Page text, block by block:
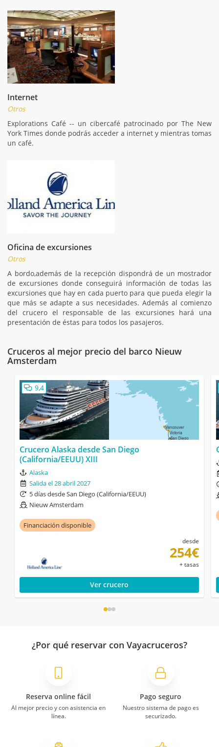
Internet
Otros
Explorations Café -- un cibercafé patrocinado por The New
York Times donde podrás acceder a internet y mientras tomas
un café.
Oficina de excursiones
Otros
A bordo,además de la recepción dispondrá de un mostrador
de excursiones donde conseguirá información de todas las
excursiones que hay en cada puerto para que pueda elegir la
que más se adapte a sus necesidades. Además al comienzo
del crucero el responsable de las excursiones hará una
presentación de éstas para todos los pasajeros.
Cruceros al mejor precio del barco Nieuw
Amsterdam
9,4
Crucero Alaska desde San Diego
(California/EEUU) XIII
Alaska
Salida el 28 abril 2027
5 días desde San Diego (California/EEUU)
Nieuw Amsterdam
Financiación disponible
desde
254€
+ tasas
Ver crucero
¿Por qué reservar con Vayacruceros?
Reserva online fácil
Al mejor precio y con asistencia en
línea.
Pago seguro
Nuestro sistema de pago es
securizado.